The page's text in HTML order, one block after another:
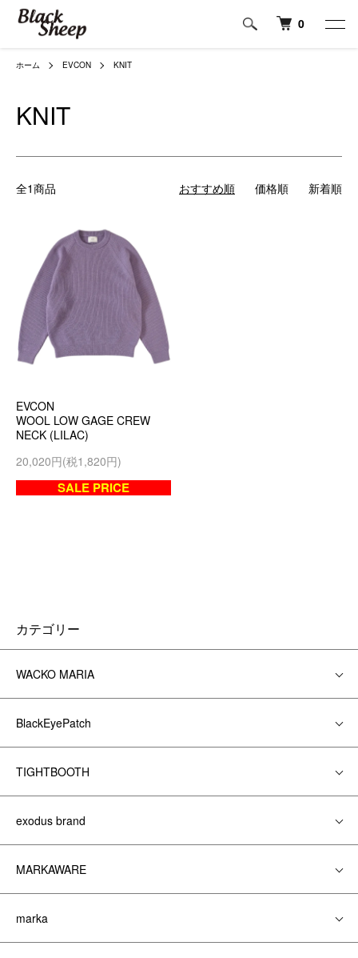
0
ホーム EVCON KNIT
KNIT
全1商品 おすすめ順 価格順 新着順
EVCON
WOOL LOW GAGE CREW
NECK (LILAC)
20,020円(税1,820円)
SALE PRICE
カテゴリー
WACKO MARIA
BlackEyePatch
TIGHTBOOTH
exodus brand
MARKAWARE
marka